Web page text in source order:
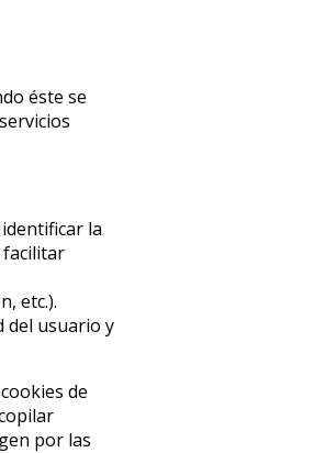
éste se
la
facilitar
etc.).
del usuario y
de
por las